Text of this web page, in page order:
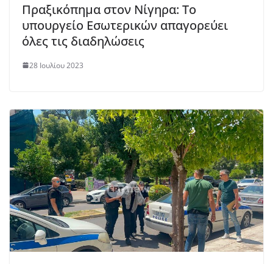
Πραξικόπημα στον Νίγηρα: Το
υπουργείο Εσωτερικών απαγορεύει
όλες τις διαδηλώσεις
28 Ιουλίου 2023